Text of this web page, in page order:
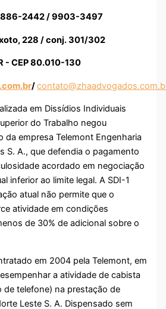
2442 / 9903-3497
228 / conj. 301/302
- CEP 80.010-130
/
em Dissídios Individuais
do Trabalho negou
da empresa Telemont Engenharia
S. A., que defendia o pagamento
acordado em negociação
inferior ao limite legal. A SDI-1
atual não permite que o
atividade em condições
de 30% de adicional sobre o
em 2004 pela Telemont, em
a atividade de cabista
de telefone) na prestação de
Leste S. A. Dispensado sem